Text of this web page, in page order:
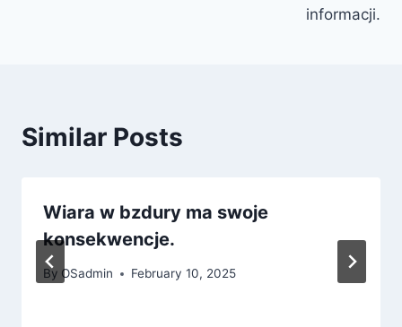
informacji.
Similar Posts
Wiara w bzdury ma swoje
konsekwencje.
By OSadmin February 10, 2025